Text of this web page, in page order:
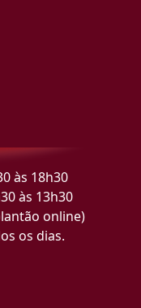
às 18h30
às 13h30
online)
os dias.